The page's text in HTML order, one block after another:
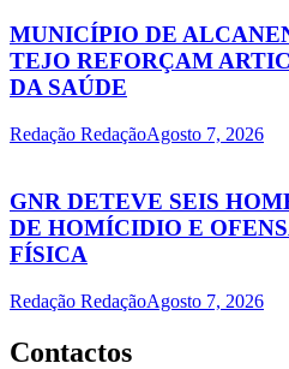
MUNICÍPIO DE
TEJO REFORÇAM
DA SAÚDE
Redação RedaçãoAgosto 7, 2026
GNR DETEVE SEIS
DE HOMÍCIDIO E
FÍSICA
Redação RedaçãoAgosto 7, 2026
Contactos